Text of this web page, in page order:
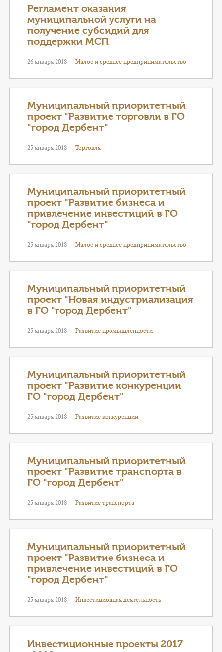
Регламент оказания
муниципальной услуги на
получение субсидий для
поддержки МСП
26 января 2018 — Малое и среднее предпринимательство
Муниципальный приоритетный
проект "Развитие торговли в ГО
"город Дербент"
25 января 2018 — Торговля
Муниципальный приоритетный
проект "Развитие бизнеса и
привлечение инвестиций в ГО
"город Дербент"
25 января 2018 — Малое и среднее предпринимательство
Муниципальный приоритетный
проект "Новая индустриализация
в ГО "город Дербент"
25 января 2018 — Развитие промышленности
Муниципальный приоритетный
проект "Развитие конкуренции
ГО "город Дербент"
25 января 2018 — Развитие конкуренции
Муниципальный приоритетный
проект "Развитие транспорта в
ГО "город Дербент"
25 января 2018 — Развитие транспорта
Муниципальный приоритетный
проект "Развитие бизнеса и
привлечение инвестиций в ГО
"город Дербент"
25 января 2018 — Инвестиционная деятельность
Инвестиционные проекты 2017